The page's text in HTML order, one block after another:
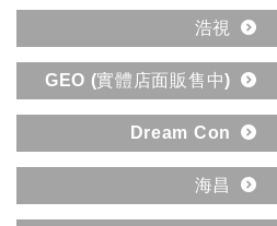
浩視
GEO (實體店面販售中)
Dream Con
海昌